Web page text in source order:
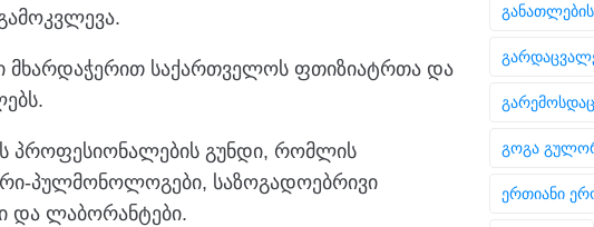
საქართველოს ფთიზიატრთა და
პროფესიონალების გუნდი, რომლის
პულმონოლოგები, საზოგადოებრივი
და ლაბორანტები.
გოგა
ერთიანი